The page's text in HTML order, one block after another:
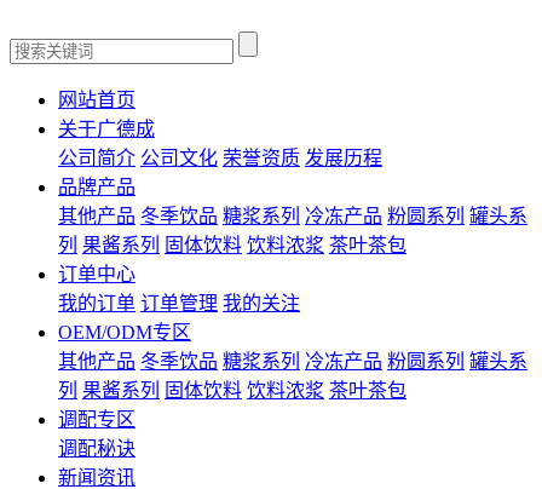
网站首页
关于广德成
公司简介 公司文化 荣誉资质 发展历程
品牌产品
其他产品 冬季饮品 糖浆系列 冷冻产品 粉圆系列 罐头系
列 果酱系列 固体饮料 饮料浓浆 茶叶茶包
订单中心
我的订单 订单管理 我的关注
OEM/ODM专区
其他产品 冬季饮品 糖浆系列 冷冻产品 粉圆系列 罐头系
列 果酱系列 固体饮料 饮料浓浆 茶叶茶包
调配专区
调配秘诀
新闻资讯